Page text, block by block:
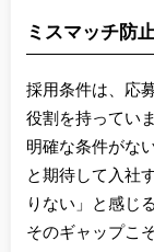
ミスマッチ防
採用条件は、応
役割を持っていま
明確な条件がな
と期待して入社
りない」と感じ
そのギャップこ